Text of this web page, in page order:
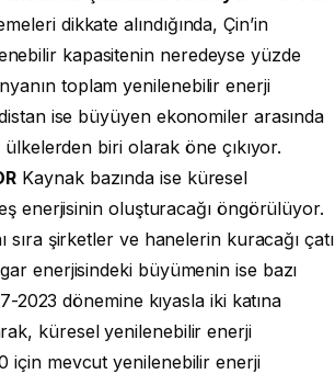
dikkate alındığında, Çin’in
kapasitenin neredeyse yüzde
toplam yenilenebilir enerji
ise büyüyen ekonomiler arasında
biri olarak öne çıkıyor.
Kaynak bazında ise küresel
enerjisinin oluşturacağı öngörülüyor.
sıra şirketler ve hanelerin kuracağı çatı
enerjisindeki büyümenin ise bazı
dönemine kıyasla iki katına
küresel yenilenebilir enerji
için mevcut yenilenebilir enerji